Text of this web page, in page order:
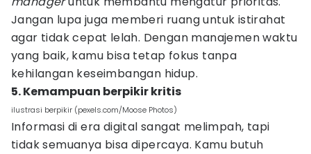
Jangan lupa juga memberi ruang untuk istirahat
agar tidak cepat lelah. Dengan manajemen waktu
yang baik, kamu bisa tetap fokus tanpa
kehilangan keseimbangan hidup.
5. Kemampuan berpikir kritis
ilustrasi berpikir (pexels.com/Moose Photos)
Informasi di era digital sangat melimpah, tapi
tidak semuanya bisa dipercaya. Kamu butuh